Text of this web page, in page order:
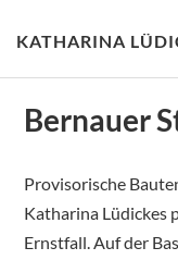
KATHARINA
Bernauer
Provisorische
Katharina Lüdickes
Ernstfall. Auf der